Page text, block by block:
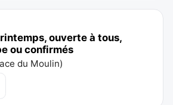
ouverte à tous,
ou confirmés
du Moulin)